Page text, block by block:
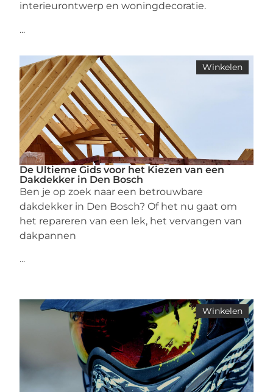
interieurontwerp en woningdecoratie.
...
Winkelen
De Ultieme Gids voor het Kiezen van een
Dakdekker in Den Bosch
Ben je op zoek naar een betrouwbare
dakdekker in Den Bosch? Of het nu gaat om
het repareren van een lek, het vervangen van
dakpannen
...
Winkelen